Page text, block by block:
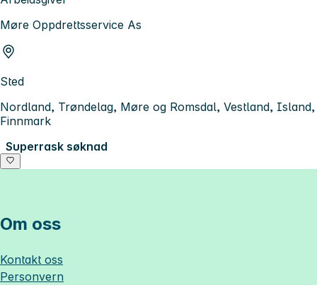
Møre Oppdrettsservice As
Sted
Nordland, Trøndelag, Møre og Romsdal, Vestland, Island,
Finnmark
Superrask søknad
Om oss
Kontakt oss
Personvern